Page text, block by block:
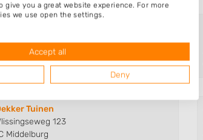
Koudekerke
km afstand
Tuinen
123
Middelburg
give you a great website experience. For more
we use open the settings.
Accept all
Deny